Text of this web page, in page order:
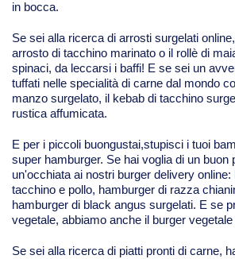
in bocca.
Se sei alla ricerca di arrosti surgelati
arrosto di tacchino marinato o il rollè di
spinaci, da leccarsi i baffi! E se sei un
tuffati nelle specialità di carne dal mondo
manzo surgelato, il kebab di tacchino
rustica affumicata.
E per i piccoli buongustai,stupisci i tuoi
super hamburger. Se hai voglia di un buon
un'occhiata ai nostri burger delivery online:
tacchino e pollo, hamburger di razza
hamburger di black angus surgelati. E se
vegetale, abbiamo anche il burger
Se sei alla ricerca di piatti pronti di carne,